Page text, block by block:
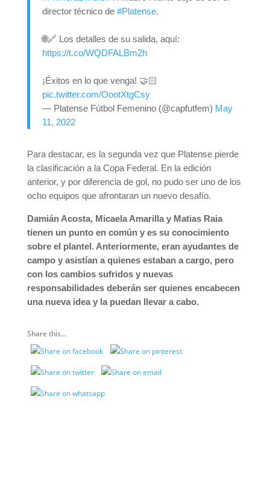
director técnico de #Platense.
🌐🔗 Los detalles de su salida, aquí:
https://t.co/WQDFALBm2h
¡Éxitos en lo que venga! 🤝🏻
pic.twitter.com/OootXtgCsy
— Platense Fútbol Femenino (@capfutfem) May
11, 2022
Para destacar, es la segunda vez que Platense pierde
la clasificación a la Copa Federal. En la edición
anterior, y por diferencia de gol, no pudo ser uno de los
ocho equipos que afrontaran un nuevo desafío.
Damián Acosta, Micaela Amarilla y Matias Raia
tienen un punto en común y es su conocimiento
sobre el plantel. Anteriormente, eran ayudantes de
campo y asistían a quienes estaban a cargo, pero
con los cambios sufridos y nuevas
responsabilidades deberán ser quienes encabecen
una nueva idea y la puedan llevar a cabo.
Share this...